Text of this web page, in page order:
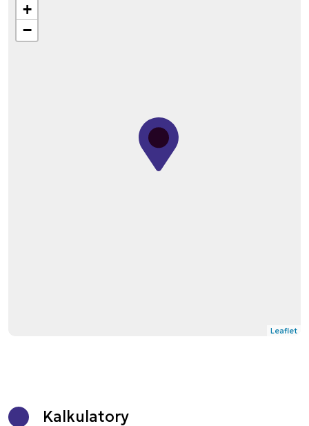
+
−
Leaflet
Kalkulatory